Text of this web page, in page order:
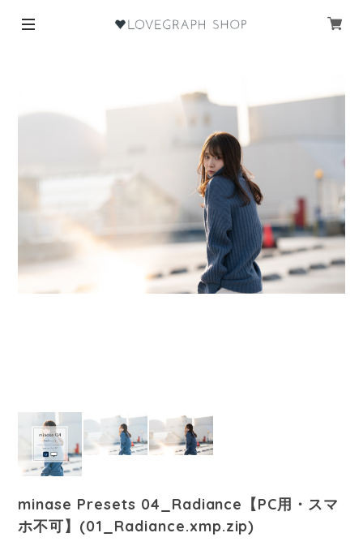
minase Presets 04_Radiance【PC用・スマ
ホ不可】(01_Radiance.xmp.zip)